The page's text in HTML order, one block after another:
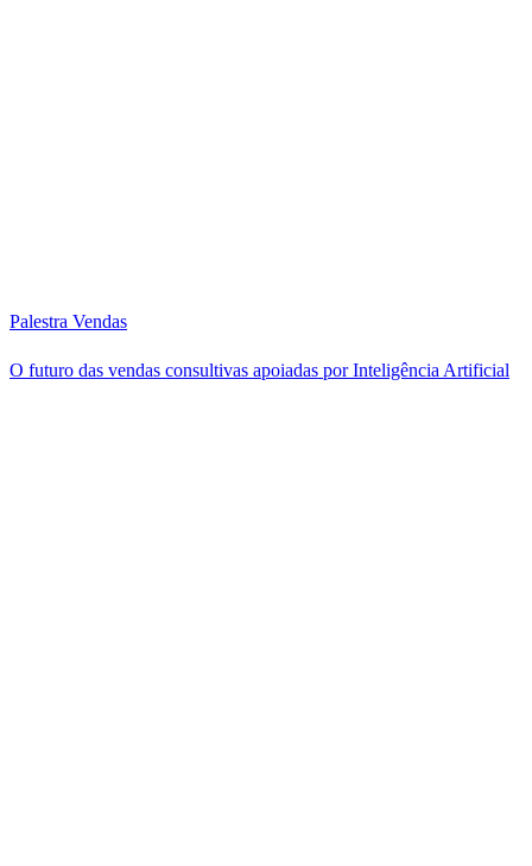
Palestra Vendas
O futuro das vendas consultivas apoiadas por Inteligência Artificial